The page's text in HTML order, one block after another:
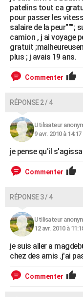
patelins tout ca
pour passer les
salaire de la peur""";
camion , j ai voyage
gratuit
plus ; j avais 19 ans.
Commenter
RÉPONSE 2 / 4
Utilisateur
9 avr. 2010 à 14:17
je pense qu'il
Commenter
RÉPONSE 3 / 4
Utilisateur
12 avr. 2010 à
je suis aller a
chez des amis .j'ai
Commenter